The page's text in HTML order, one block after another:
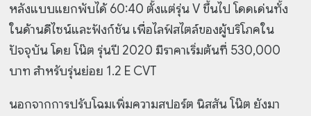
หลังแบบแยกพับได้ 60:40 ตั้งแต่รุ่น V ขึ้นไป โดดเด่นทั้ง
ในด้านดีไซน์และฟังก์ชัน เพื่อไลฟ์สไตล์ของผู้บริโภคใน
ปัจจุบัน โดย โน๊ต รุ่นปี 2020 มีราคาเริ่มต้นที่ 530,000
บาท สำหรับรุ่นย่อย 1.2 E CVT
นอกจากการปรับโฉมเพิ่มความสปอร์ต นิสสัน โน๊ต ยังมา